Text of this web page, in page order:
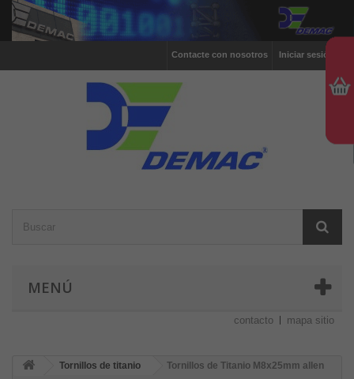
Iniciar sesión
Contacte con nosotros
MENÚ
contacto mapa sitio
Tornillos de titanio
Tornillos de Titanio M8x25mm allen